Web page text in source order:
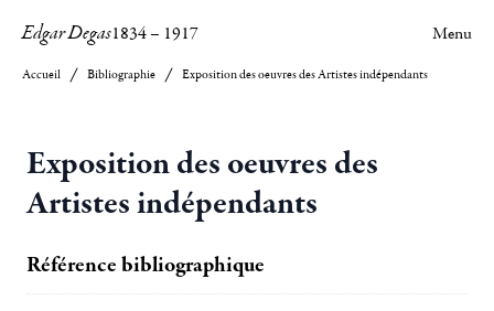
Edgar Degas1834– 1917 Menu
Accueil Bibliographie Exposition des oeuvres des Artistes indépendants
Exposition des oeuvres des
Artistes indépendants
Référence bibliographique